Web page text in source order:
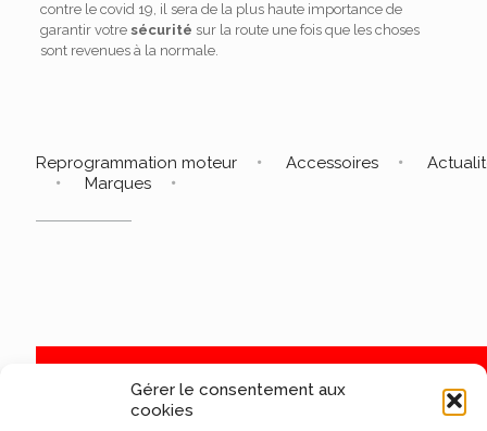
Gérer le consentement aux
cookies
contre le covid 19, il sera de la plus haute importance de
garantir votre sécurité sur la route une fois que les choses
sont revenues à la normale.
Reprogrammation moteur Accessoires
Marques